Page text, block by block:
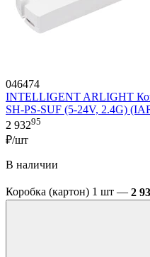
046474
INTELLIGENT ARLIGHT
SH-PS-SUF (5-24V, 2.4G)
2 93295
₽/шт
В наличии
Коробка (картон) 1 шт — 2